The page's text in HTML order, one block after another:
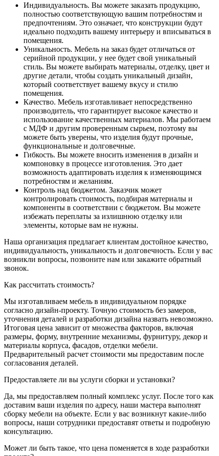
Индивидуальность. Вы можете заказать продукцию,
полностью соответствующую вашим потребностям и
предпочтениям. Это означает, что конструкции будут
идеально подходить вашему интерьеру и вписываться в
помещения.
Уникальность. Мебель на заказ будет отличаться от
серийной продукции, у нее будет свой уникальный
стиль. Вы можете выбирать материалы, отделку, цвет и
другие детали, чтобы создать уникальный дизайн,
который соответствует вашему вкусу и стилю
помещения.
Качество. Мебель изготавливает непосредственно
производитель, что гарантирует высокое качество и
использование качественных материалов. Мы работаем
с МДФ и другим проверенным сырьем, поэтому вы
можете быть уверены, что изделия будут прочные,
функциональные и долговечные.
Гибкость. Вы можете вносить изменения в дизайн и
компоновку в процессе изготовления. Это дает
возможность адаптировать изделия к изменяющимся
потребностям и желаниям.
Контроль над бюджетом. Заказчик может
контролировать стоимость, подбирая материалы и
компоненты в соответствии с бюджетом. Вы можете
избежать переплаты за излишнюю отделку или
элементы, которые вам не нужны.
Наша организация предлагает клиентам достойное качество,
индивидуальность, уникальность и долговечность. Если у вас
возникли вопросы, позвоните нам или закажите обратный
звонок.
Как рассчитать стоимость?
Мы изготавливаем мебель в индивидуальном порядке
согласно дизайн-проекту. Точную стоимость без замеров,
уточнения деталей и разработки дизайна назвать невозможно.
Итоговая цена зависит от множества факторов, включая
размеры, форму, внутренние механизмы, фурнитуру, декор и
материалы корпуса, фасадов, отделки мебели.
Предварительный расчет стоимости мы предоставим после
согласования деталей.
Предоставляете ли вы услуги сборки и установки?
Да, мы предоставляем полный комплекс услуг. После того как
доставим ваши изделия по адресу, наши мастера выполнят
сборку мебели на объекте. Если у вас возникнут какие-либо
вопросы, наши сотрудники предоставят ответы и подробную
консультацию.
Может ли быть такое, что цена поменяется в ходе разработки